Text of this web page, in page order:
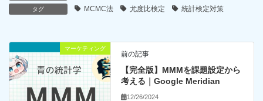
タグ MCMC法 尤度比検定 統計検定対策
マーケティング
前の記事
【完全版】MMMを課題設定から
考える｜Google Meridian
12/26/2024